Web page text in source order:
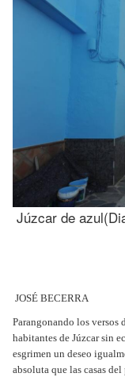
Júzcar de
JOSÉ BECERRA
Parangonando los versos
habitantes de Júzcar sin
esgrimen un deseo
absoluta que las casas